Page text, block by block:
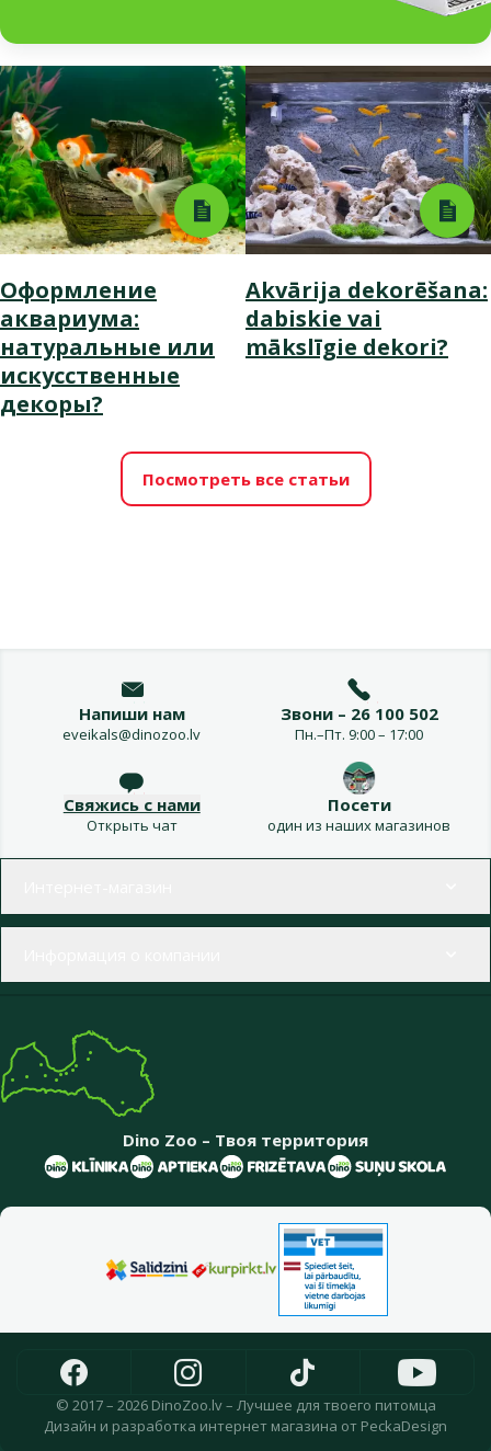
Оформление
аквариума:
натуральные или
искусственные
декоры?
Akvārija dekorēšana:
dabiskie vai
mākslīgie dekori?
Посмотреть все статьи
Напиши нам
eveikals@dinozoo.lv
Звони – 26 100 502
Пн.–Пт. 9:00 – 17:00
Свяжись с нами
Открыть чат
Посети
один из наших магазинов
Dino Zoo – Твоя территория
© 2017 – 2026 DinoZoo.lv – Лучшее для твоего питомца
Дизайн и разработка интернет магазина от PeckaDesign